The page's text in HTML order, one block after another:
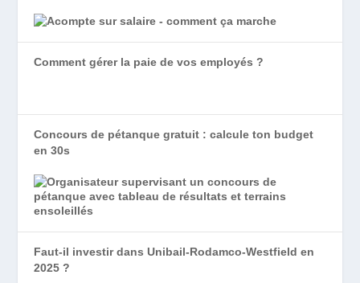
Comment gérer la paie de vos employés ?
Concours de pétanque gratuit : calcule ton budget
en 30s
Faut-il investir dans Unibail-Rodamco-Westfield en
2025 ?